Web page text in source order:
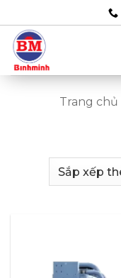
qua
nội
dung
Trang chủ